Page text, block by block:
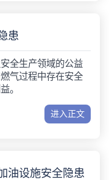
患
全生产领域的公益
气过程中存在安全
。
进入正文
油设施安全隐患